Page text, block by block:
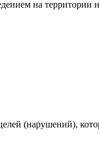
на
(нарушений),